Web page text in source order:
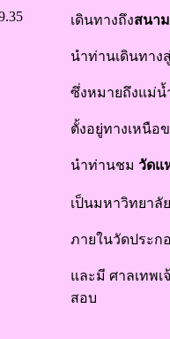
เดินทางถึงสนา
นำท่านเดินทาง
ซึ่งหมายถึงแม่น้
ตั้งอยู่ทางเหนือ
นำท่านชม วัดแ
เป็นมหาวิทยาลั
ภายในวัดประก
และมี ศาลเทพ
สอบ